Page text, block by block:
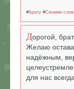
#Брату #Своими
Дорогой,
Желаю
надёжным,
для нас